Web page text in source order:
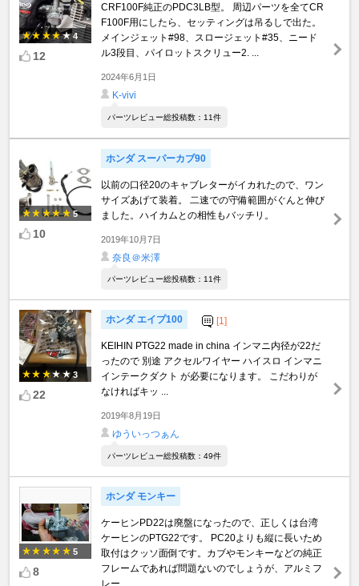
4
12
CRF100F純正のPDC3LB型。 周辺パーツを全てCR
F100F用にしたら、セッティングは吊るしで出た。
メインジェット#98、スロージェット#35、ニード
ル3段目、パイロットスクリュー2. ...
2024年6月1日
K-vivi
パーツレビュー総投稿数：11件
5
10
ホンダ スーパーカブ90
以前の口径20のキャブレターがイカれたので、ワン
サイズあげて装着。 二速での守備範囲がぐんと伸び
ました。ハイカムとの相性もバッチリ。
2019年10月7日
奈良＠米澤
パーツレビュー総投稿数：11件
3
22
ホンダ エイプ100 [1]
KEIHIN PTG22 made in china インマニ内径が22だ
ったので 別途 アクセルワイヤー ハイスロ インマニ
インテークダクト が必要になります。 こだわりが
なければキッ ...
2019年8月19日
ゆういっつぁん
パーツレビュー総投稿数：49件
5
8
ホンダ モンキー
ケーヒンPD22は廃盤になったので、正しくは台湾
ケーヒンのPTG22です。 PC20よりも縦に長いため
取付はクッソ面倒です。カブやモンキーなどの純正
フレームであれば問題ないのでしょうが、アルミフ
レー ...